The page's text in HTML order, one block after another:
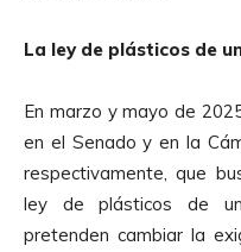
La ley de plásticos de
En marzo y mayo de
en el Senado y en la
respectivamente, que
ley de plásticos de
pretenden cambiar la